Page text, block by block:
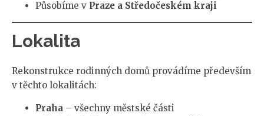
Působíme v Praze a Středočeském kraji
Lokalita
Rekonstrukce rodinných domů provádíme především
v těchto lokalitách:
Praha – všechny městské části